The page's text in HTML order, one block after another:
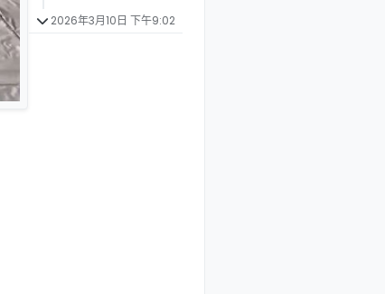
2026年3月10日 下午9:02